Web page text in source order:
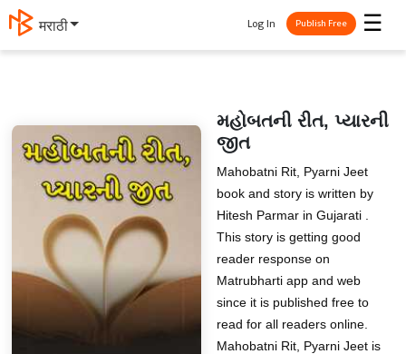
मराठी ☰
Log In Publish Free
મહોબતની રીત, પ્યારની
જીત
Mahobatni Rit, Pyarni Jeet
book and story is written by
Hitesh Parmar in Gujarati .
This story is getting good
reader response on
Matrubharti app and web
since it is published free to
read for all readers online.
Mahobatni Rit, Pyarni Jeet is